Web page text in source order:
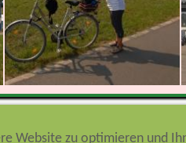
Website zu optimieren und